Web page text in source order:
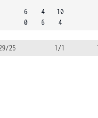
6
0
4
6
10
4
25 1/1